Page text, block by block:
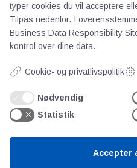
AOT
Priser
Kontakt
typer cookies du vil acceptere
Tilpas nedenfor. I
Business Data Responsibility
kontrol over dine data.
Cookie- og privatlivspolitik
Nødvendig
Statistik
Accepter